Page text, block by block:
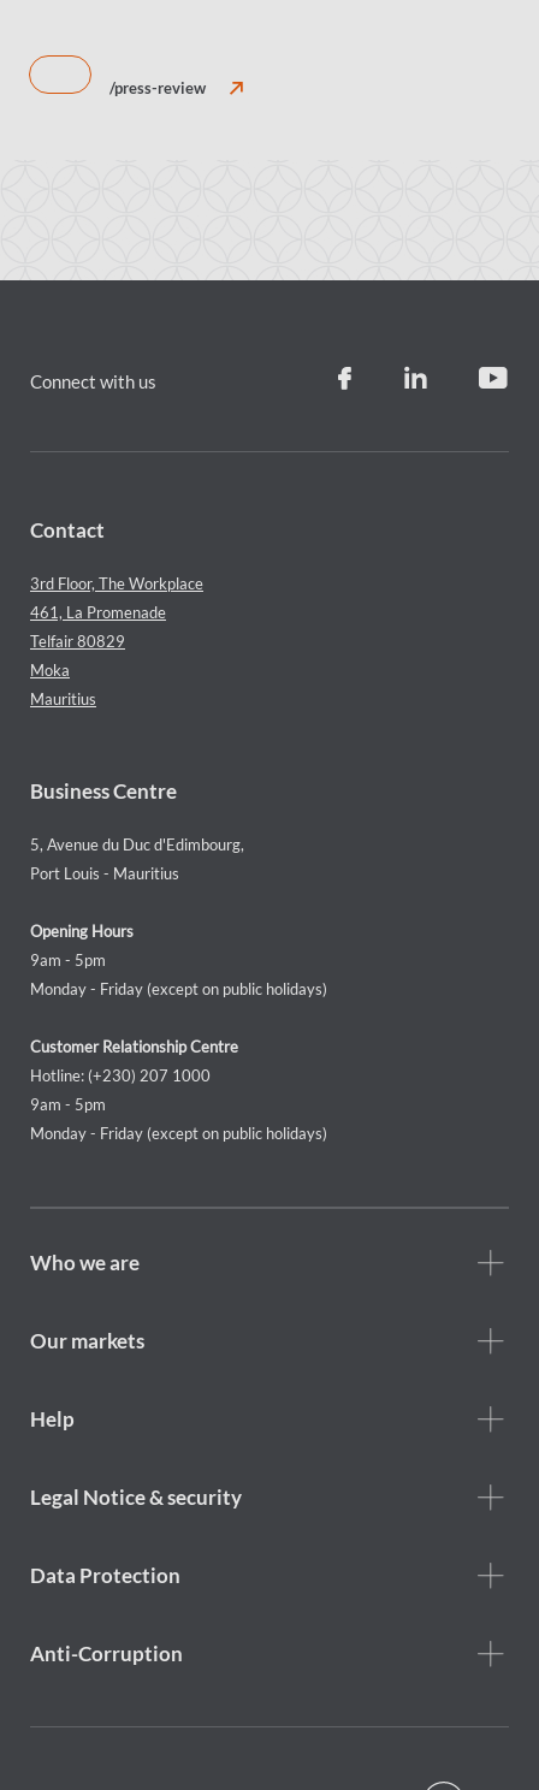
/press-review
Connect with us
Contact
3rd Floor, The Workplace
461, La Promenade
Telfair 80829
Moka
Mauritius
Business Centre
5, Avenue du Duc d'Edimbourg,
Port Louis - Mauritius
Opening Hours
9am - 5pm
Monday - Friday (except on public holidays)
Customer Relationship Centre
Hotline: (+230) 207 1000
9am - 5pm
Monday - Friday (except on public holidays)
Footer
are
Who we are
Our markets
Footer
Help
Footer
Legal Notice & security
Data Protection
Anti-Corruption